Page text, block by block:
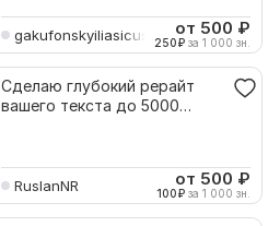
gakufonskyiliasicus от 500 ₽
250₽ за 1 000 зн.
Сделаю глубокий рерайт
вашего текста до 5000
RuslanNR от 500 ₽
100₽ за 1 000 зн.